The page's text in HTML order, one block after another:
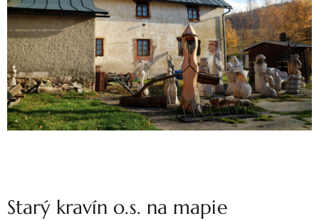
Starý kravín o.s. na mapie